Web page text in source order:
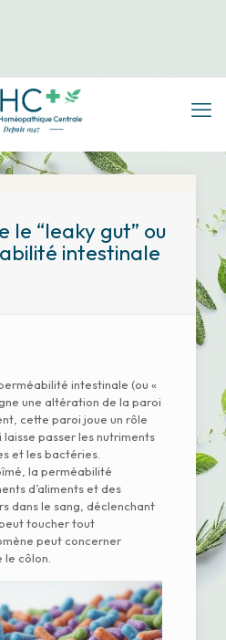
le “leaky gut” ou
intestinale
intestinale (ou «
une altération de la paroi
cette paroi joue un rôle
passer les nutriments
et les bactéries.
la perméabilité
d’aliments et des
dans le sang, déclenchant
toucher tout
peut concerner
le côlon.